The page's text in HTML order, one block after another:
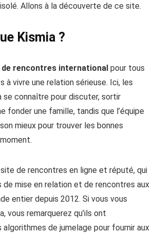
Allons à la découverte de ce site.
Kismia ?
rencontres international pour tous
à vivre une relation sérieuse. Ici, les
se connaître pour discuter, sortir
fonder une famille, tandis que l’équipe
mieux pour trouver les bonnes
de rencontres en ligne et réputé, qui
mise en relation et de rencontres aux
entier depuis 2012. Si vous vous
vous remarquerez qu’ils ont
de jumelage pour fournir aux